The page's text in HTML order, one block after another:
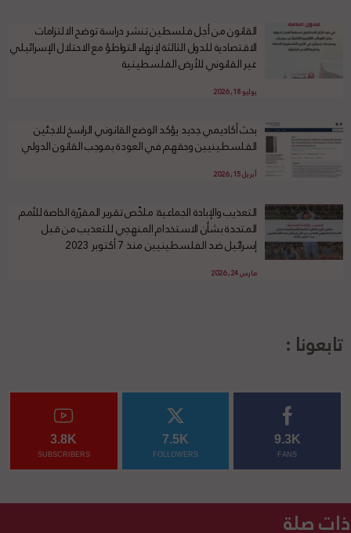
القانون من أجل فلسطين تنشر دراسة توضح الالتزامات
الاقتصادية للدول الثالثة لإنهاء التواطؤ مع الاحتلال الإسرائيلي
غير القانوني للأرض الفلسطينية
يوليو 18, 2026
بحث أكاديمي جديد يؤكد الوضع القانوني الراسخ للاجئين
الفلسطينيين وحقهم في العودة بموجب القانون الدولي
أبريل 15, 2026
التعذيب والإبادة الجماعية: ملخّص تقرير المقرّرة الخاصة للأمم
المتحدة بشأن الاستخدام المنهجي للتعذيب من قبل
إسرائيل ضد الفلسطينيين منذ 7 أكتوبر 2023
مارس 24, 2026
تابعونا :
9.3K
FANS
7.5K
FOLLOWERS
3.8K
SUBSCRIBERS
ذات صلة